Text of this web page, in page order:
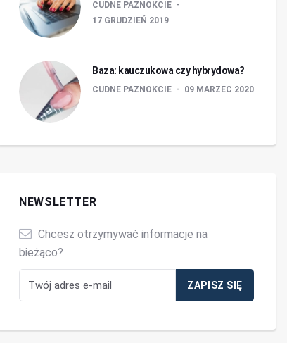
CUDNE PAZNOKCIE
17 GRUDZIEŃ 2019
Baza: kauczukowa czy hybrydowa?
CUDNE PAZNOKCIE 09 MARZEC 2020
NEWSLETTER
Chcesz otrzymywać informacje na
bieżąco?